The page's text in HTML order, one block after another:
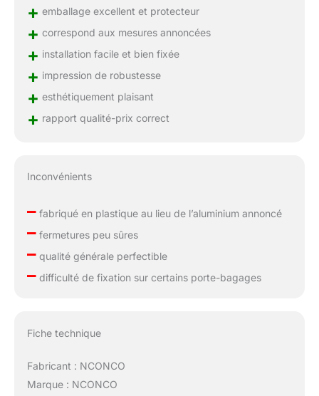
+ emballage excellent et protecteur
+ correspond aux mesures annoncées
+ installation facile et bien fixée
+ impression de robustesse
+ esthétiquement plaisant
+ rapport qualité-prix correct
Inconvénients
–fabriqué en plastique au lieu de l’aluminium annoncé
–fermetures peu sûres
–qualité générale perfectible
–difficulté de fixation sur certains porte-bagages
Fiche technique
Fabricant : NCONCO
Marque : NCONCO